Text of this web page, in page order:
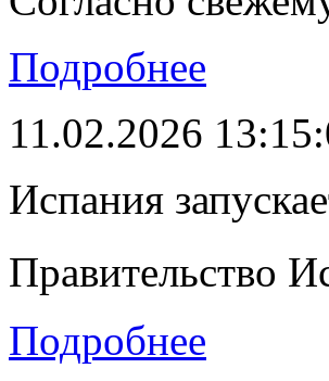
Подробнее
11.02.2026
Испания
Правительство
Подробнее